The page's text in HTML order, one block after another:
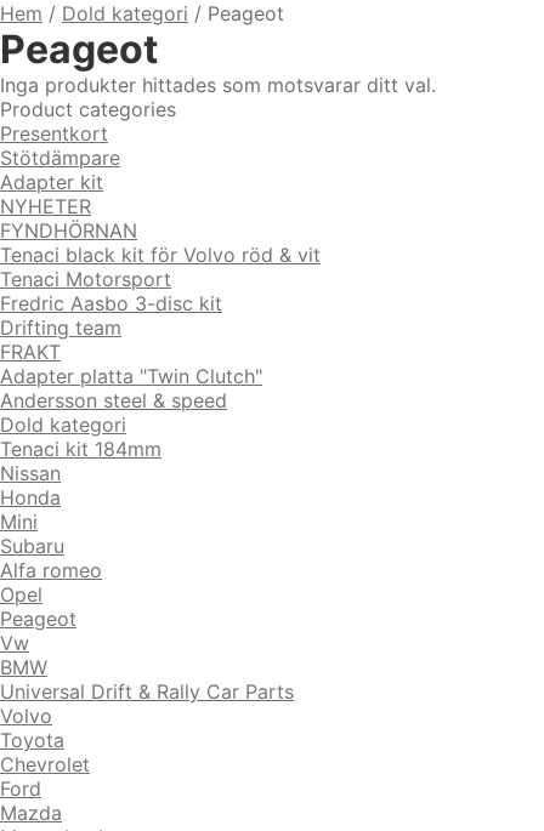
Hem / Dold kategori / Peageot
Peageot
Inga produkter hittades som motsvarar ditt val.
Product categories
Presentkort
Stötdämpare
Adapter kit
NYHETER
FYNDHÖRNAN
Tenaci black kit för Volvo röd & vit
Tenaci Motorsport
Fredric Aasbo 3-disc kit
Drifting team
FRAKT
Adapter platta "Twin Clutch"
Andersson steel & speed
Dold kategori
Tenaci kit 184mm
Nissan
Honda
Mini
Subaru
Alfa romeo
Opel
Peageot
Vw
BMW
Universal Drift & Rally Car Parts
Volvo
Toyota
Chevrolet
Ford
Mazda